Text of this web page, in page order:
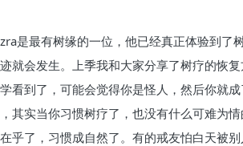
是最有树缘的一位，他已经真正体验到了
会发生。上季我和大家分享了树疗的恢
到了，可能会觉得你是怪人，然后你就
实当你习惯树疗了，也没有什么可难为
了，习惯成自然了。有的戒友怕白天被